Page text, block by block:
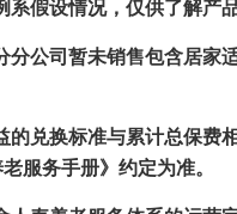
系假设情况，仅供了解产
分公司暂未销售包含居家
的兑换标准与累计总保费
服务手册》约定为准。